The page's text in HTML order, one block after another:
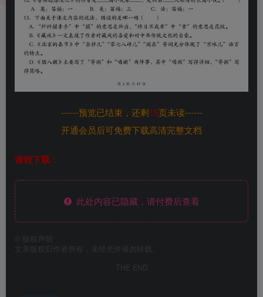
------预览已结束，还剩15页未读------
开通会员后可免费下载高清完整文档
课程下载：
此处内容已隐藏，请付费后查看
版权声明
文章版权归作者所有，未经允许请勿转载。
THE END